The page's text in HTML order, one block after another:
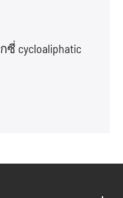
cycloaliphatic